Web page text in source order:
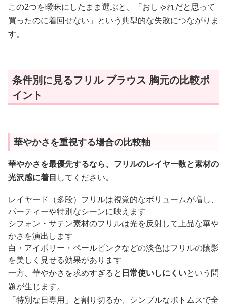
この2つを曖昧にしたまま選ぶと、「おしゃれだと思って
買ったのに着回せない」という典型的な失敗につながりま
す。
条件別に見るフリル ブラウス 胸元の比較ポ
イント
華やかさを重視する場合の比較軸
華やかさを最優先するなら、フリルのレイヤー数と素材の
光沢感に着目 してください。
レイヤード（多段）フリルは視覚的なボリュームが増し、
パーティーや特別なシーンに映えます
シフォン・サテン素材のフリルは光を反射して上品な華や
かさを演出します
白・アイボリー・ペールピンクなどの淡色はフリルの陰影
を美しく見せる効果があります
一方、華やかさを求めすぎると 日常使いしにくいという問
題が生じます。
「特別な日専用」と割り切るか、シンプルなボトムスで全